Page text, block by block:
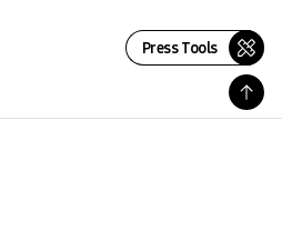
Press Tools